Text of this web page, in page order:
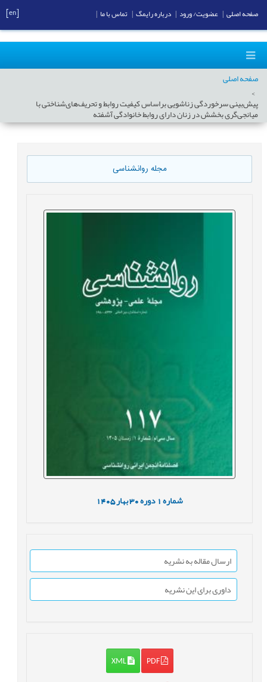
صفحه اصلی
پیش‌‌بینی سرخوردگی زناشویی براساس کیفیت روابط و تحریف‌‌های‌‌شناختی با
میانجی‌‌گری بخشش در زنان دارای روابط خانوادگی آشفته
مجله روانشناسی
شماره1 دوره30 بهار1405
ارسال مقاله به نشریه
داوری برای این نشریه
PDF
XML
صفحه اصلی عضویت/ ورود درباره رایمگ تماس با ما